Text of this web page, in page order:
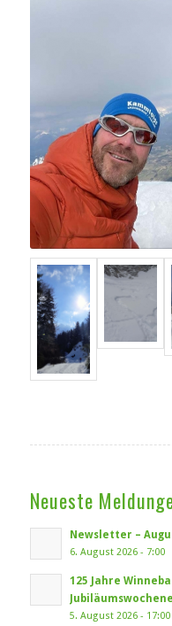
Neueste
Newsletter –
6. August 2026 - 7:00
125 Jahre
5. August 2026 - 17:00